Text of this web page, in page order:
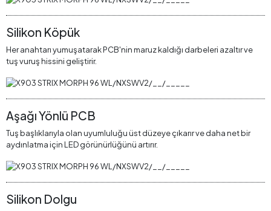
Silikon Köpük
Her anahtarı yumuşatarak PCB'nin maruz kaldığı darbeleri azaltır ve
tuş vuruş hissini geliştirir.
Aşağı Yönlü PCB
Tuş başlıklarıyla olan uyumluluğu üst düzeye çıkarır ve daha net bir
aydınlatma için LED görünürlüğünü artırır.
Silikon Dolgu